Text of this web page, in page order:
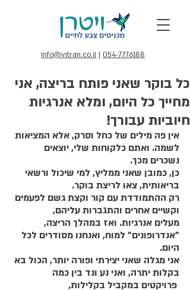
info@vitran.co.il | 054-7776188
כל בוקר שאני פותח בריצה, אני
מחייך כל היום, ומלא אנרגיות
חיוביות עבורך!
אין פה מילים של כחל וסרק, אלא המציאות
לשמה. ואתם כלקוחות שלי, יוצאים
נשכרים מכך.
כן, כמובן שאני ממליץ, למי שיכול ורשאי
בריאותית, צאו לריצת בוקר.
רק ההתמודדת עם קור וקצת גשם לפעמים
וקשיים אחרים והתגברות עליהם,
מעלים אנרגיות. ואז במהלך הריצה,
"אנדרופונים" למוח, ואנחנו מסודרים לכל
היום.
אני מגלה שאני יצירתי ופורה יותר, הכול בא
בקלות יתרה, ואני נע ונד בין כמה
פרויקטים במקביל בקלילות,